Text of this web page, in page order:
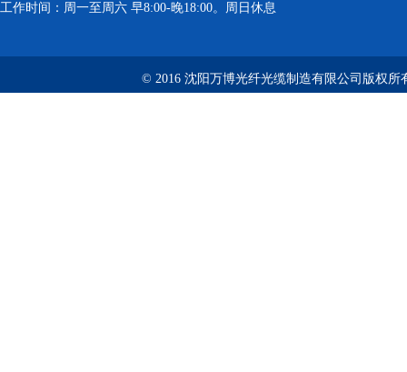
工作时间：周一至周六 早8:00-晚18:00。周日休息
© 2016 沈阳万博光纤光缆制造有限公司版权所